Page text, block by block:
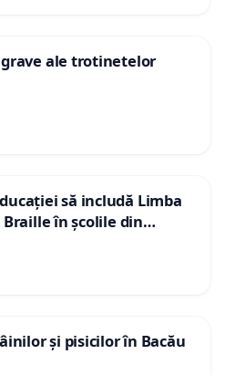
ale trotinetelor
să includă Limba
în școlile din
și pisicilor în Bacău